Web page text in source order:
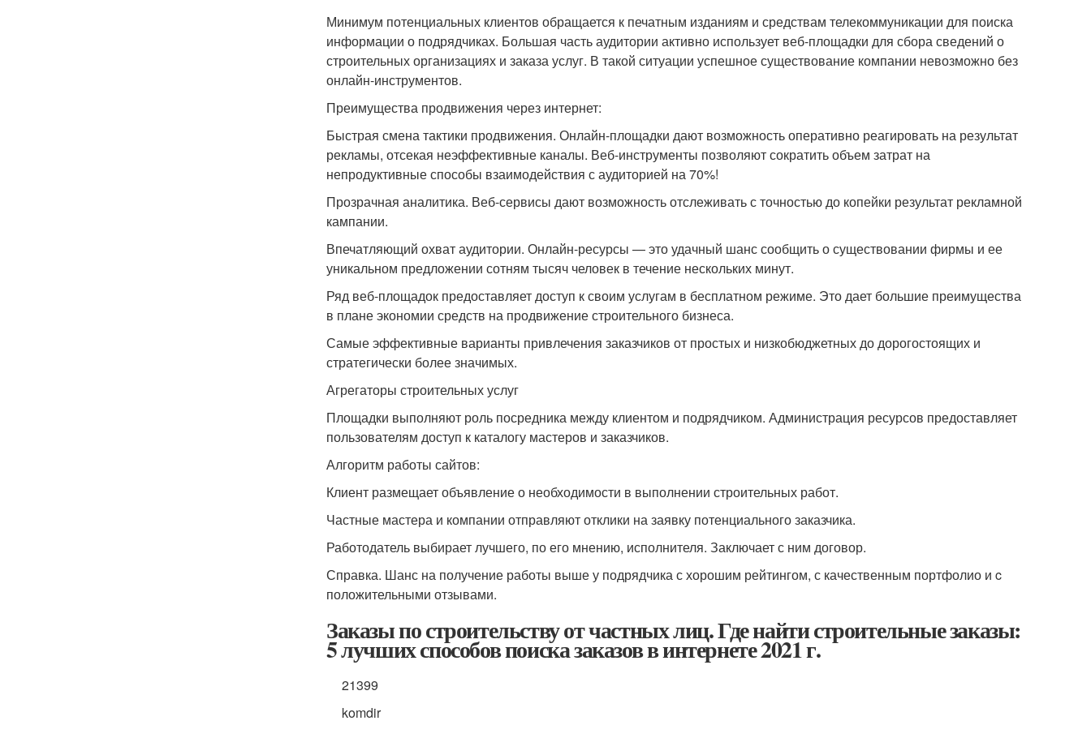
Минимум потенциальных клиентов обращается к печатным изданиям и средствам телекоммуникации для поиска
информации о подрядчиках. Большая часть аудитории активно использует веб-площадки для сбора сведений о
строительных организациях и заказа услуг. В такой ситуации успешное существование компании невозможно без
онлайн-инструментов.
Преимущества продвижения через интернет:
Быстрая смена тактики продвижения. Онлайн-площадки дают возможность оперативно реагировать на результат
рекламы, отсекая неэффективные каналы. Веб-инструменты позволяют сократить объем затрат на
непродуктивные способы взаимодействия с аудиторией на 70%!
Прозрачная аналитика. Веб-сервисы дают возможность отслеживать с точностью до копейки результат рекламной
кампании.
Впечатляющий охват аудитории. Онлайн-ресурсы — это удачный шанс сообщить о существовании фирмы и ее
уникальном предложении сотням тысяч человек в течение нескольких минут.
Ряд веб-площадок предоставляет доступ к своим услугам в бесплатном режиме. Это дает большие преимущества
в плане экономии средств на продвижение строительного бизнеса.
Самые эффективные варианты привлечения заказчиков от простых и низкобюджетных до дорогостоящих и
стратегически более значимых.
Агрегаторы строительных услуг
Площадки выполняют роль посредника между клиентом и подрядчиком. Администрация ресурсов предоставляет
пользователям доступ к каталогу мастеров и заказчиков.
Алгоритм работы сайтов:
Клиент размещает объявление о необходимости в выполнении строительных работ.
Частные мастера и компании отправляют отклики на заявку потенциального заказчика.
Работодатель выбирает лучшего, по его мнению, исполнителя. Заключает с ним договор.
Справка. Шанс на получение работы выше у подрядчика с хорошим рейтингом, с качественным портфолио и c
положительными отзывами.
Заказы по строительству от частных лиц. Где найти строительные заказы:
5 лучших способов поиска заказов в интернете 2021 г.
21399
komdir